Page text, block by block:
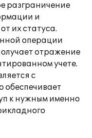
разграничение
и
их статуса.
операции
отражение
учете.
с
обеспечивает
к нужным именно